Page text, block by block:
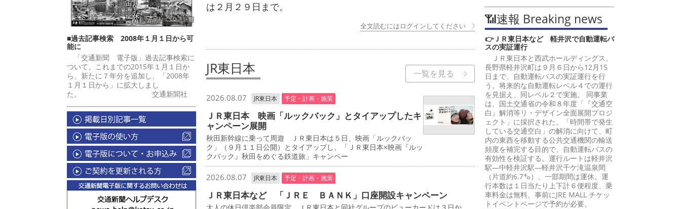
■過去記事検索 2008年１月１日から可
能に
「交通新聞 電子版」過去記事検索に
ついて、これまでの2015年１月１日か
ら、新たに７年分を追加し、「2008年
１月１日から」に拡大しまし
た。 交通新聞社
は２月２９日まで。
全文読むにはログインしてください
JR東日本 一覧を見る
2026.08.07 JR東日本 予定・計画・施策
ＪＲ東日本 映画「ルックバック」とタイアップしたキ
ャンペーン展開
秋田新幹線に乗って周遊 ＪＲ東日本は５日、映画「ルックバッ
ク」（９月１１日公開）とタイアップし、「ＪＲ東日本×映画『ルッ
クバック』秋田をめぐる鉄道旅」キャンペー
2026.08.07 JR東日本 予定・計画・施策
ＪＲ東日本など 「ＪＲＥ ＢＡＮＫ」口座開設キャンペーン
📶速報 Breaking news
👉ＪＲ東日本など 軽井沢で自動運転バ
スの実証運行
ＪＲ東日本と西武ホールディングス、
長野県軽井沢町は９月６日から12月15
日まで、自動運転バスの実証運行を行
う。将来的な自動運転レベル４での運行
を見据え、同レベル２で実施。 同事業
は、国土交通省の令和８年度「『交通空
白』解消等リ・デザイン全面展開プロジ
ェクト」に採択された。「時間帯で発生
している交通空白」の解消に向けて、町
内の東西を移動する公共交通機関の輸送
頻度を補完する目的で、自動運転バスの
有効性を検証する。運行ルートは軽井沢
駅―中軽井沢駅―軽井沢千ケ滝温泉間
（片道約6.7㌔）、一部期間は運休。運
行本数は１日当たり上下計６便程度、乗
車料金は無料、事前にJRE MALL チケッ
トイベントページで予約が必要。